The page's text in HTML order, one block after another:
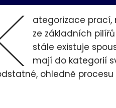
ategorizace prací,
ze základních
stále existuje
mají do kategorií
ohledně